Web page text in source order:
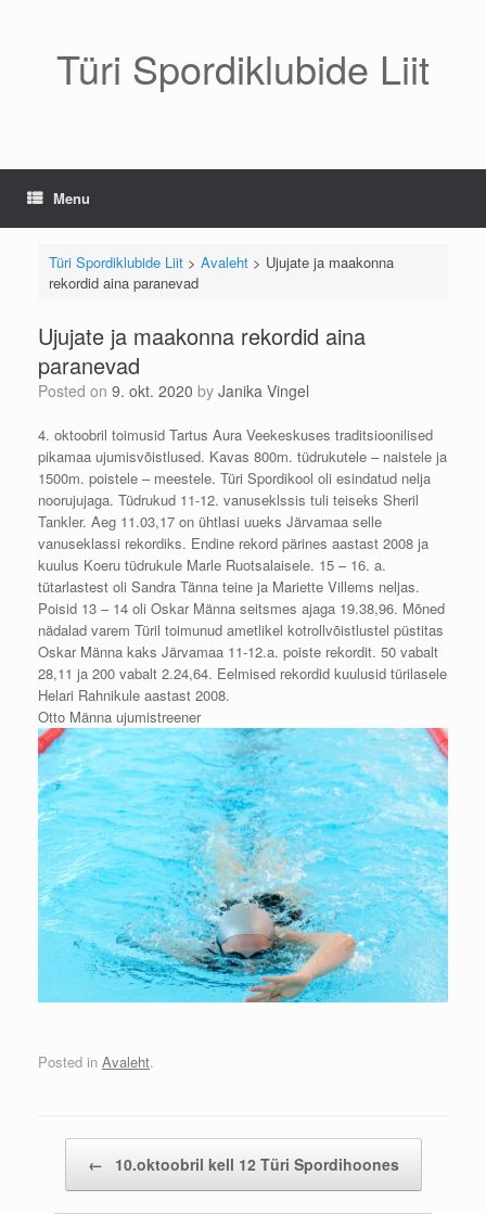
Türi Spordiklubide Liit
Menu
Türi Spordiklubide Liit> Avaleht> Ujujate ja maakonna
rekordid aina paranevad
Ujujate ja maakonna rekordid aina
paranevad
Posted on 9. okt. 2020 by Janika Vingel
4. oktoobril toimusid Tartus Aura Veekeskuses traditsioonilised
pikamaa ujumisvõistlused. Kavas 800m. tüdrukutele – naistele ja
1500m. poistele – meestele. Türi Spordikool oli esindatud nelja
noorujujaga. Tüdrukud 11-12. vanuseklssis tuli teiseks Sheril
Tankler. Aeg 11.03,17 on ühtlasi uueks Järvamaa selle
vanuseklassi rekordiks. Endine rekord pärines aastast 2008 ja
kuulus Koeru tüdrukule Marle Ruotsalaisele. 15 – 16. a.
tütarlastest oli Sandra Tänna teine ja Mariette Villems neljas.
Poisid 13 – 14 oli Oskar Männa seitsmes ajaga 19.38,96. Mõned
nädalad varem Türil toimunud ametlikel kotrollvõistlustel püstitas
Oskar Männa kaks Järvamaa 11-12.a. poiste rekordit. 50 vabalt
28,11 ja 200 vabalt 2.24,64. Eelmised rekordid kuulusid türilasele
Helari Rahnikule aastast 2008.
Otto Männa ujumistreener
Posted in Avaleht.
← 10.oktoobril kell 12 Türi Spordihoones